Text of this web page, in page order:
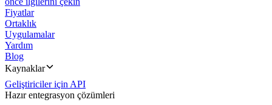
Fiyatlar
Ortaklık
Uygulamalar
Yardım
Blog
Kaynaklar
Geliştiriciler için API
Hazır entegrasyon çözümleri